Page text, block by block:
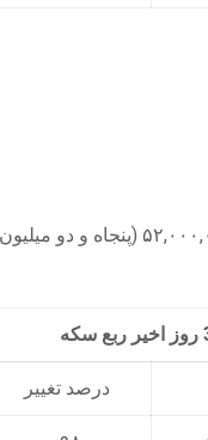
درصد تغییر